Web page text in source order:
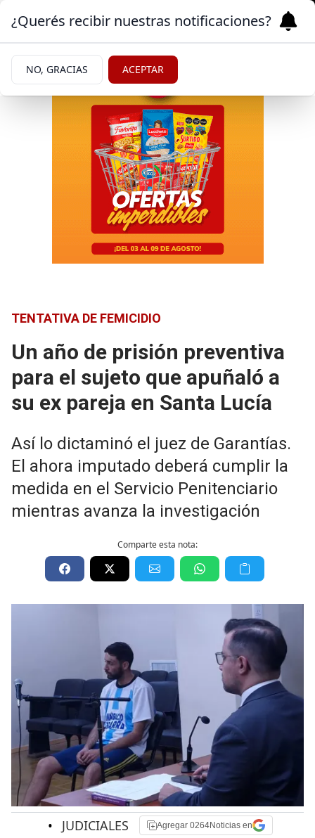
TENTATIVA DE FEMICIDIO
Un año de prisión preventiva
para el sujeto que apuñaló a
su ex pareja en Santa Lucía
Así lo dictaminó el juez de Garantías.
El ahora imputado deberá cumplir la
medida en el Servicio Penitenciario
mientras avanza la investigación
Comparte esta nota:
• JUDICIALES Agregar 0264Noticias en
¿Querés recibir nuestras notificaciones?
NO, GRACIAS ACEPTAR